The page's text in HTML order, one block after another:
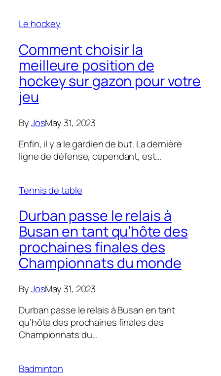
Le hockey
Comment choisir la
meilleure position de
hockey sur gazon pour votre
jeu
ByJosMay 31, 2023
Enfin, il y a le gardien de but. La dernière
ligne de défense, cependant, est…
Tennis de table
Durban passe le relais à
Busan en tant qu’hôte des
prochaines finales des
Championnats du monde
ByJosMay 31, 2023
Durban passe le relais à Busan en tant
qu’hôte des prochaines finales des
Championnats du…
Badminton